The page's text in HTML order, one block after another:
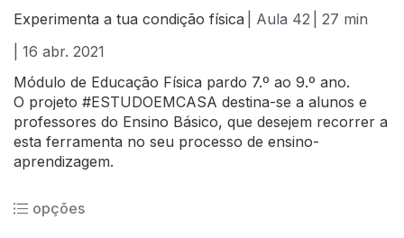
Experimenta a tua condição física | Aula 42
| 27 min
| 16 abr. 2021
Módulo de Educação Física pardo 7.º ao 9.º ano.
O projeto #ESTUDOEMCASA destina-se a alunos e
professores do Ensino Básico, que desejem recorrer a
esta ferramenta no seu processo de ensino-
aprendizagem.
opções